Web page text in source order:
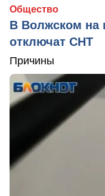
Общество
В Волжском на
отключат СНТ
Причины